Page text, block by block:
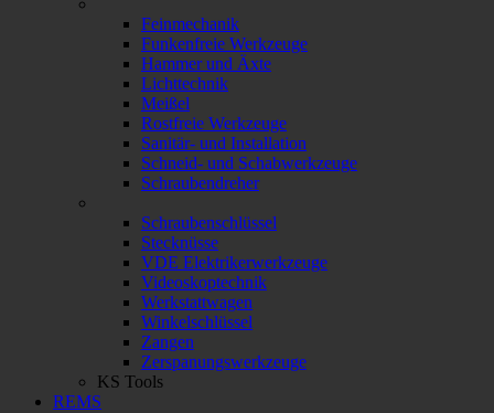
Feinmechanik
Funkenfreie Werkzeuge
Hammer und Äxte
Lichttechnik
Meißel
Rostfreie Werkzeuge
Sanitär- und Installation
Schneid- und Schabwerkzeuge
Schraubendreher
Schraubenschlüssel
Stecknüsse
VDE Elektrikerwerkzeuge
Videoskoptechnik
Werkstattwagen
Winkelschlüssel
Zangen
Zerspanungswerkzeuge
KS Tools
REMS